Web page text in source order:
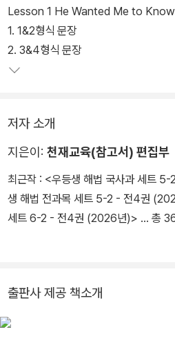
니다.
Lesson 1 He Wanted Me to
1. 1&2형식 문장
2. 3&4형식 문장
저자 소개
지은이: 천재교육(참고서) 편집부
최근작 : <우등생 해법 국사과 세트
생 해법 전과목 세트 5-2 - 전4권
세트 6-2 - 전4권 (2026년)> … 총
출판사 제공 책소개